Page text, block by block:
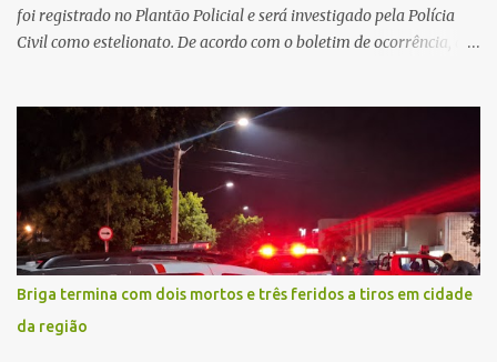
foi registrado no Plantão Policial e será investigado pela Polícia
Civil como estelionato. De acordo com o boletim de ocorrência, a
suspeito alegou que seria necessário atualizar o cadastro da conta
e passou a orientar a vítima sobre os procedimentos que deveriam
ser realizados. Dias depois, o golpista enviou um documento em
PDF simulando uma comunicação oficial da instituição financeira.
Na sequência, entrou em contato por telefone e encaminhou um
link, orientando a vítima a acessá-lo pelo computador para
concluir a suposta atualização cadastral. Após realizar o
procedimento, a conta bancária ficou bloqueada por algumas
horas. Sem conseguir acessar o sistema, a vítima tentou
Briga termina com dois mortos e três feridos a tiros em cidade
da região